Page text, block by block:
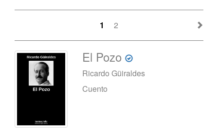
1 2
El Pozo
Ricardo Güiraldes
Cuento